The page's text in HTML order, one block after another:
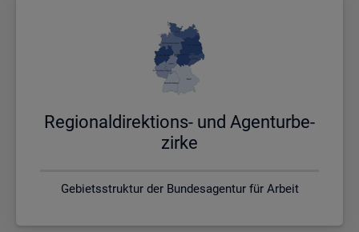
Re­gio­nal­di­rek­ti­ons- und Agen­tur­be­
zir­ke
Gebietsstruktur der Bundesagentur für Arbeit